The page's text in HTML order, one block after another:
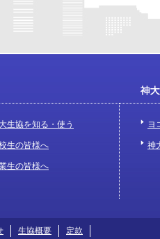
生協を知る・使う
生の皆様へ
生の皆様へ
ヨ
神
生協概要 定款